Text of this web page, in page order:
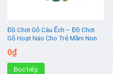
Đồ Chơi Gỗ Câu Ếch – Đồ Chơi
Gỗ Hoạt Náo Cho Trẻ Mầm Non
0₫
Đọc tiếp